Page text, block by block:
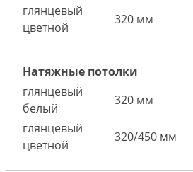
глянцевый
цветной
320 мм
Натяжные потолки
глянцевый
белый
320 мм
глянцевый
цветной
320/450 мм